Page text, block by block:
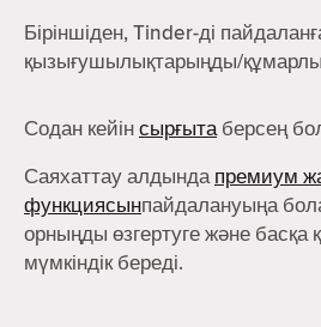
Біріншіден, Tinder-ді
қызығушылықтарыңды/
Содан кейінсырғытаберсең
Саяхаттау алдындапремиум
функциясынпайдалануыңа
орныңды өзгертуге және басқа
мүмкіндік береді.